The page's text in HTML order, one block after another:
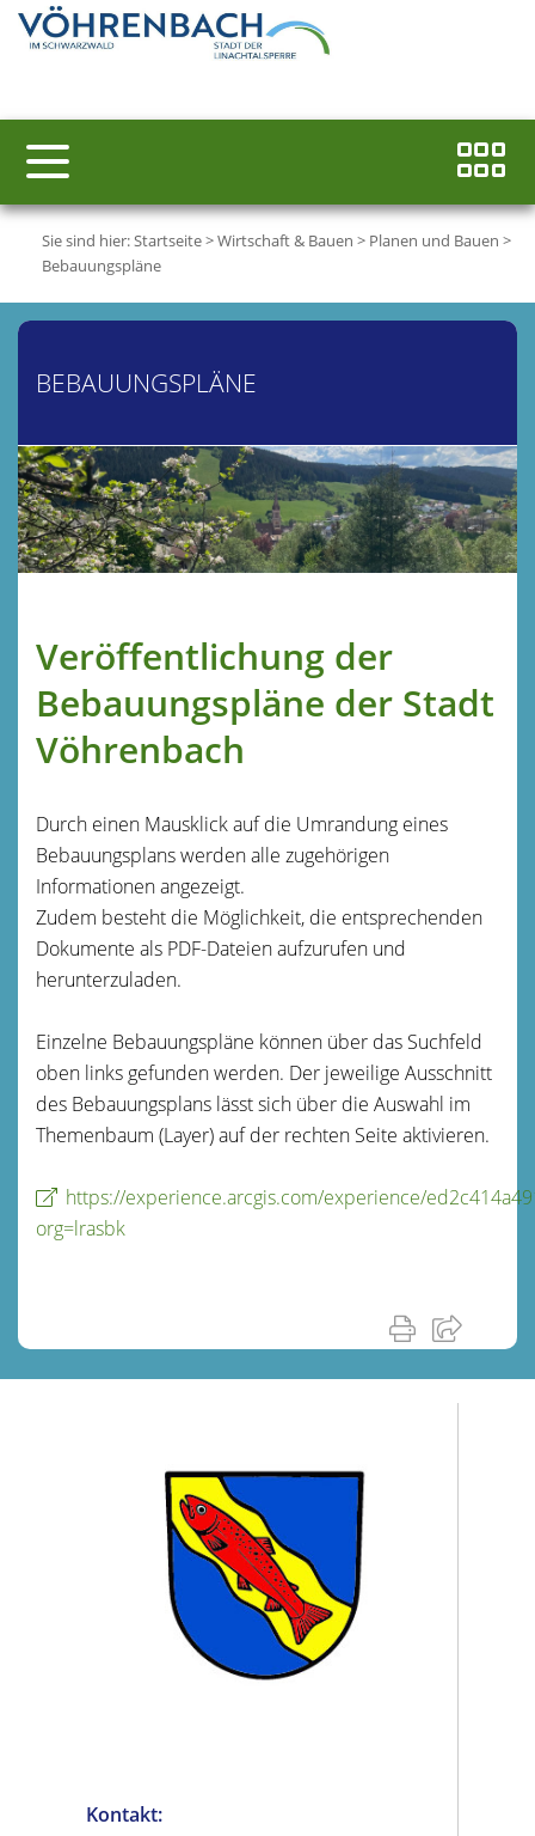
Sie sind hier:Startseite>Wirtschaft & Bauen > Planen und Bauen >
Bebauungspläne
BEBAUUNGSPLÄNE
Veröffentlichung der
Bebauungspläne der Stadt
Vöhrenbach
Durch einen Mausklick auf die Umrandung eines
Bebauungsplans werden alle zugehörigen
Informationen angezeigt.
Zudem besteht die Möglichkeit, die entsprechenden
Dokumente als PDF-Dateien aufzurufen und
herunterzuladen.
Einzelne Bebauungspläne können über das Suchfeld
oben links gefunden werden. Der jeweilige Ausschnitt
des Bebauungsplans lässt sich über die Auswahl im
Themenbaum (Layer) auf der rechten Seite aktivieren.
https://experience.arcgis.com/experience/
org=lrasbk
Kontakt: